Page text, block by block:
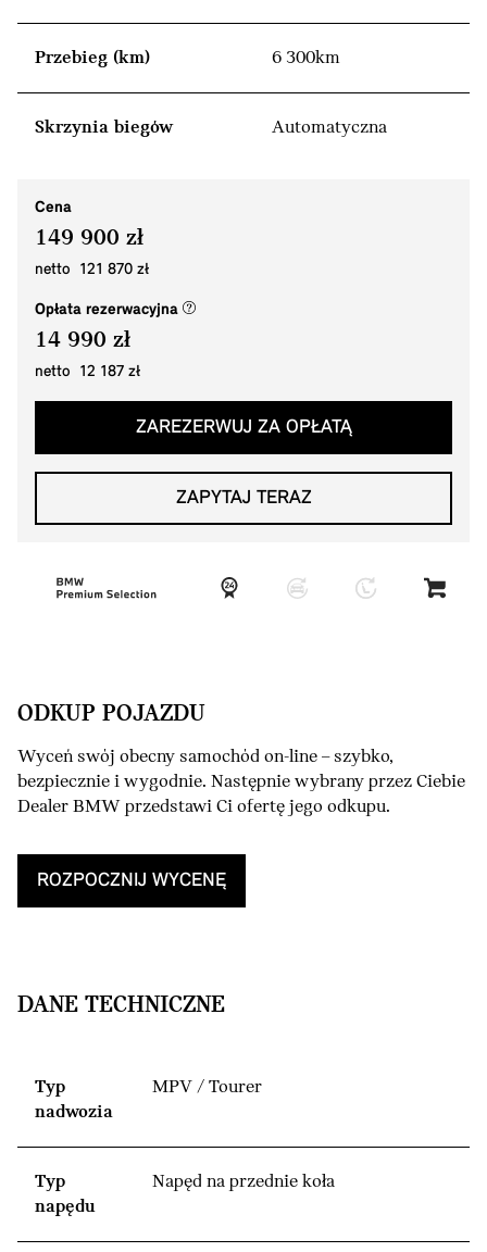
Przebieg (km) 6 300km
Skrzynia biegów Automatyczna
Cena
149 900 zł
netto 121 870 zł
Opłata rezerwacyjna (nowe okno)
14 990 zł
netto 12 187 zł
ZAREZERWUJ ZA OPŁATĄ
ZAPYTAJ TERAZ
ODKUP POJAZDU
Wyceń swój obecny samochód on-line – szybko,
bezpiecznie i wygodnie. Następnie wybrany przez Ciebie
Dealer BMW przedstawi Ci ofertę jego odkupu.
ROZPOCZNIJ WYCENĘ
DANE TECHNICZNE
Typ
nadwozia
MPV / Tourer
Typ
napędu
Napęd na przednie koła